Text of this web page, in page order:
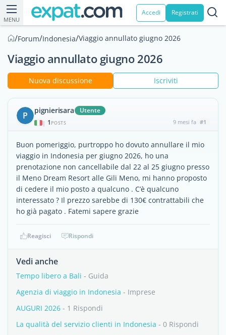
MENU
Accedi Registrati
/Forum/Indonesia/Viaggio annullato giugno 2026
Viaggio annullato giugno 2026
Nuova discussione Iscriviti
P pignierisara Utente
| 1 POSTS 9 mesi fa #1
Buon pomeriggio, purtroppo ho dovuto annullare il mio
viaggio in Indonesia per giugno 2026, ho una
prenotazione non cancellabile dal 22 al 25 giugno presso
il Meno Dream Resort alle Gili Meno, mi hanno proposto
di cedere il mio posto a qualcuno . C’è qualcuno
interessato ? Il prezzo sarebbe di 130€ contrattabili che
ho già pagato . Fatemi sapere grazie
Reagisci Rispondi
Vedi anche
Tempo libero a Bali - Guida
Agenzia di viaggio in Indonesia - Imprese
AUGURI 2026 - 1 Rispondi
La qualità del servizio clienti in Indonesia - 0 Rispondi